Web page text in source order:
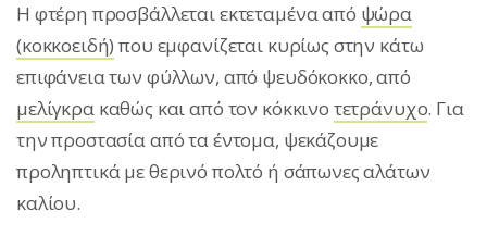
H φτέρη προσβάλλεται εκτεταμένα από ψώρα
(κοκκοειδή) που εμφανίζεται κυρίως στην κάτω
επιφάνεια των φύλλων, από ψευδόκοκκο, από
μελίγκρακαθώς και από τον κόκκινο τετράνυχο. Για
την προστασία από τα έντομα, ψεκάζουμε
προληπτικά με θερινό πολτό ή σάπωνες αλάτων
καλίου.